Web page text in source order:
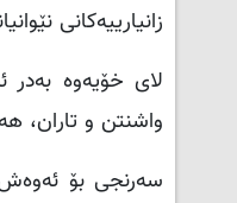
زانیارییەکانی
لای خۆیەوە بەدر
واشنتن و تاران،
سەرنجی بۆ ئەوەش